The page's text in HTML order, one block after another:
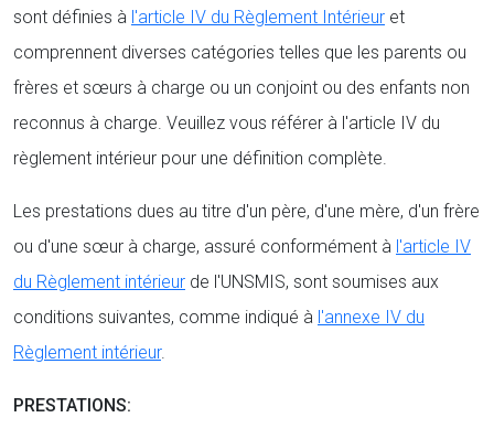
sont définies à l'article IV du Règlement Intérieur et
comprennent diverses catégories telles que les parents ou
frères et sœurs à charge ou un conjoint ou des enfants non
reconnus à charge. Veuillez vous référer à l'article IV du
règlement intérieur pour une définition complète.
Les prestations dues au titre d'un père, d'une mère, d'un frère
ou d'une sœur à charge, assuré conformément à l'article IV
du Règlement intérieur de l'UNSMIS, sont soumises aux
conditions suivantes, comme indiqué à l'annexe IV du
Règlement intérieur.
PRESTATIONS: